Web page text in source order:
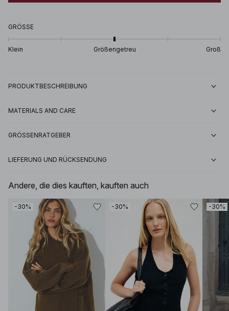
GRÖSSE
Klein Größengetreu Groß
PRODUKTBESCHREIBUNG
MATERIALS AND CARE
GRÖSSENRATGEBER
LIEFERUNG UND RÜCKSENDUNG
Andere, die dies kauften, kauften auch
-30% -30% -30%